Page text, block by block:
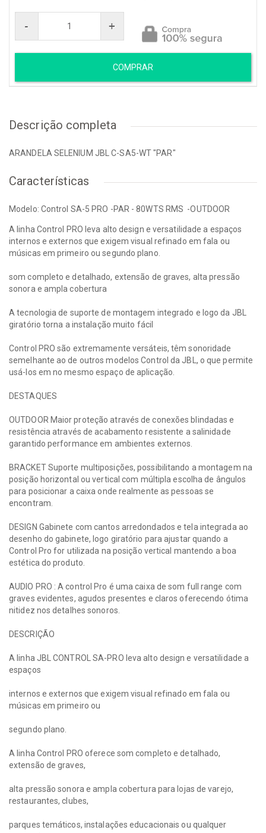
- +
COMPRAR
Descrição completa
ARANDELA SELENIUM JBL C-SA5-WT "PAR"
Características
Modelo: Control SA-5 PRO -PAR - 80WTS RMS -OUTDOOR
A linha Control PRO leva alto design e versatilidade a espaços
internos e externos que exigem visual refinado em fala ou
músicas em primeiro ou segundo plano.
som completo e detalhado, extensão de graves, alta pressão
sonora e ampla cobertura
A tecnologia de suporte de montagem integrado e logo da JBL
giratório torna a instalação muito fácil
Control PRO são extremamente versáteis, têm sonoridade
semelhante ao de outros modelos Control da JBL, o que permite
usá-los em no mesmo espaço de aplicação.
DESTAQUES
OUTDOOR Maior proteção através de conexões blindadas e
resistência através de acabamento resistente a salinidade
garantido performance em ambientes externos.
BRACKET Suporte multiposições, possibilitando a montagem na
posição horizontal ou vertical com múltipla escolha de ângulos
para posicionar a caixa onde realmente as pessoas se
encontram.
DESIGN Gabinete com cantos arredondados e tela integrada ao
desenho do gabinete, logo giratório para ajustar quando a
Control Pro for utilizada na posição vertical mantendo a boa
estética do produto.
AUDIO PRO : A control Pro é uma caixa de som full range com
graves evidentes, agudos presentes e claros oferecendo ótima
nitidez nos detalhes sonoros.
DESCRIÇÃO
A linha JBL CONTROL SA-PRO leva alto design e versatilidade a
espaços
internos e externos que exigem visual refinado em fala ou
músicas em primeiro ou
segundo plano.
A linha Control PRO oferece som completo e detalhado,
extensão de graves,
alta pressão sonora e ampla cobertura para lojas de varejo,
restaurantes, clubes,
parques temáticos, instalações educacionais ou qualquer